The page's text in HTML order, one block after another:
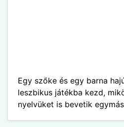
Egy szőke és egy barna
leszbikus játékba kezd,
nyelvüket is bevetik